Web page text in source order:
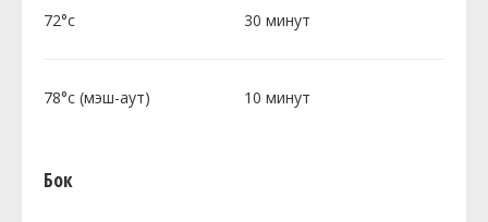
72°c 30 минут
78°c (мэш-аут) 10 минут
Бок